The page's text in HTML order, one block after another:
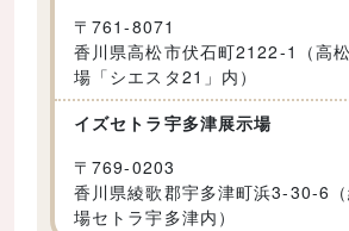
〒761-8071
香川県高松市伏石町2122-1（高
場「シエスタ21」内）
イズセトラ宇多津展示場
〒769-0203
香川県綾歌郡宇多津町浜3-30-6
場セトラ宇多津内）